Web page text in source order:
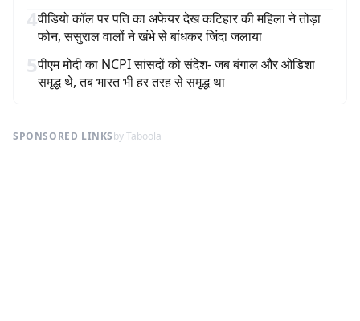
4वीडियो कॉल पर पति का अफेयर देख कटिहार की महिला ने तोड़ा
फोन, ससुराल वालों ने खंभे से बांधकर जिंदा जलाया
5पीएम मोदी का NCPI सांसदों को संदेश- जब बंगाल और ओडिशा
समृद्ध थे, तब भारत भी हर तरह से समृद्ध था
SPONSORED LINKSby Taboola